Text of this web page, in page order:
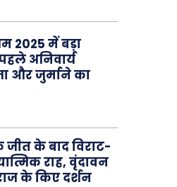
2025 में बड़ा
अनिवार्य
और जुर्माने का
जीत के बाद विराट-
राह, वृंदावन
के किए दर्शन